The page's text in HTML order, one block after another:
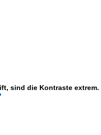
sind die Kontraste